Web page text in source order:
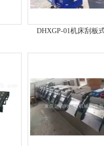
DHXGP-01机床刮板